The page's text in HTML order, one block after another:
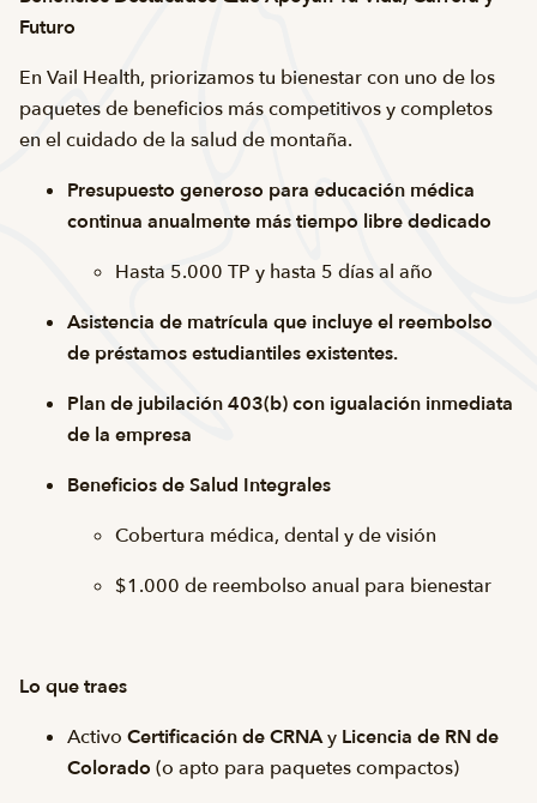
Futuro
En Vail Health, priorizamos tu bienestar con uno de los
paquetes de beneficios más competitivos y completos
en el cuidado de la salud de montaña.
Presupuesto generoso para educación médica
continua anualmente más tiempo libre dedicado
Hasta 5.000 TP y hasta 5 días al año
Asistencia de matrícula que incluye el reembolso
de préstamos estudiantiles existentes.
Plan de jubilación 403(b) con igualación inmediata
de la empresa
Beneficios de Salud Integrales
Cobertura médica, dental y de visión
$1.000 de reembolso anual para bienestar
Lo que traes
Activo Certificación de CRNAy Licencia de RN de
Colorado (o apto para paquetes compactos)